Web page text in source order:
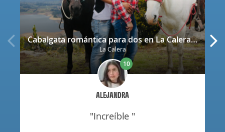
Cabalgata romántica para dos en La Calera con decoración
La Calera
ALEJANDRA
10
"increíble "